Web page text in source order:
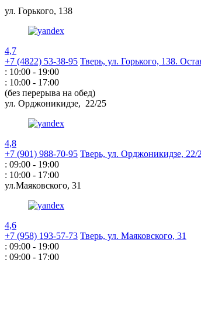
ул. Горького, 138
4,7
+7 (4822) 53-38-95 Тверь, ул. Горького, 138.
: 10:00 - 19:00
: 10:00 - 17:00
(без перерыва на обед)
ул. Орджоникидзе, 22/25
4,8
+7 (901) 988-70-95 Тверь, ул. Орджоникидзе, 22/
: 09:00 - 19:00
: 10:00 - 17:00
ул.Маяковского, 31
4,6
+7 (958) 193-57-73 Тверь, ул. Маяковского, 31
: 09:00 - 19:00
: 09:00 - 17:00